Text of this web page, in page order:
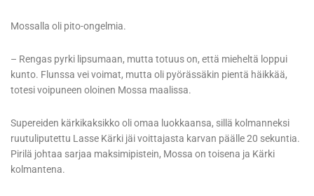
Mossalla oli pito-ongelmia.
– Rengas pyrki lipsumaan, mutta totuus on, että mieheltä loppui
kunto. Flunssa vei voimat, mutta oli pyörässäkin pientä häikkää,
totesi voipuneen oloinen Mossa maalissa.
Supereiden kärkikaksikko oli omaa luokkaansa, sillä kolmanneksi
ruutuliputettu Lasse Kärki jäi voittajasta karvan päälle 20 sekuntia.
Pirilä johtaa sarjaa maksimipistein, Mossa on toisena ja Kärki
kolmantena.